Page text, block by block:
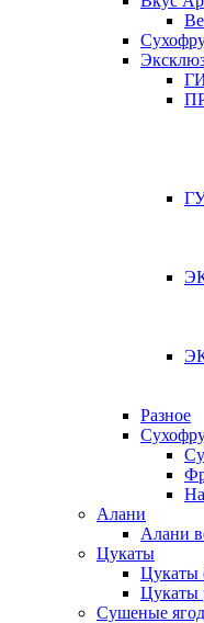
Разное
Алани
Алани
Цукаты
Цукаты
Цукаты
Сушеные